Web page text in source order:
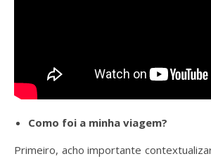
Como foi a minha viagem?
Primeiro, acho importante